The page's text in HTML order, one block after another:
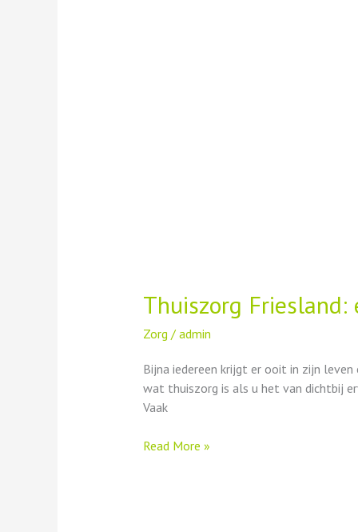
Thuiszorg Friesland:
Zorg / admin
Bijna iedereen krijgt er ooit in zijn
wat thuiszorg is als u het van dichtbij
Vaak
Read More »